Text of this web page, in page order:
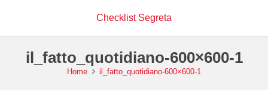
Checklist Segreta
il_fatto_quotidiano-600×600-1
Home il_fatto_quotidiano-600×600-1